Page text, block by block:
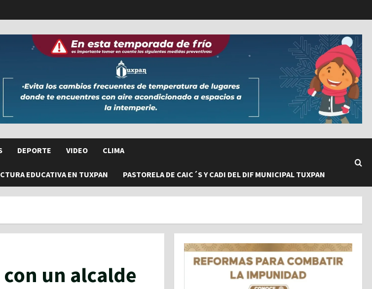
DEPORTE VIDEO CLIMA
EDUCATIVA EN TUXPAN PASTORELA DE CAIC´S Y CADI DEL DIF MUNICIPAL TUXPAN
un alcalde